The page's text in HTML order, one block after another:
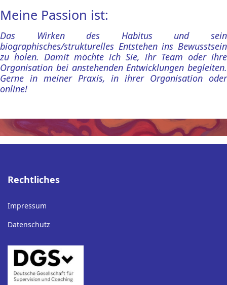
Meine Passion ist:
Das Wirken des Habitus und sein
biographisches/strukturelles Entstehen ins Bewusstsein
zu holen. Damit möchte ich Sie, ihr Team oder ihre
Organisation bei anstehenden Entwicklungen begleiten.
Gerne in meiner Praxis, in ihrer Organisation oder
online!
Rechtliches
Impressum
Datenschutz